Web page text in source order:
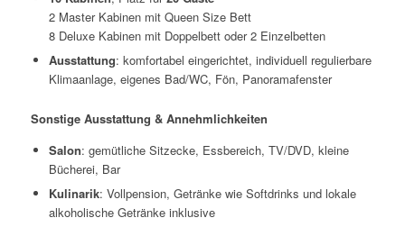
2 Master Kabinen mit Queen Size Bett
8 Deluxe Kabinen mit Doppelbett oder 2 Einzelbetten
Ausstattung: komfortabel eingerichtet, individuell regulierbare
Klimaanlage, eigenes Bad/WC, Fön, Panoramafenster
Sonstige Ausstattung & Annehmlichkeiten
Salon: gemütliche Sitzecke, Essbereich, TV/DVD, kleine
Bücherei, Bar
Kulinarik: Vollpension, Getränke wie Softdrinks und lokale
alkoholische Getränke inklusive